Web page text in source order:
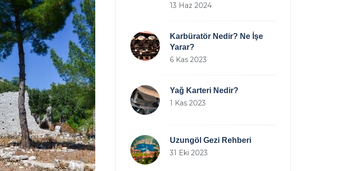
13 Haz 2024
Karbüratör Nedir? Ne İşe
Yarar?
6 Kas 2023
Yağ Karteri Nedir?
1 Kas 2023
Uzungöl Gezi Rehberi
31 Eki 2023